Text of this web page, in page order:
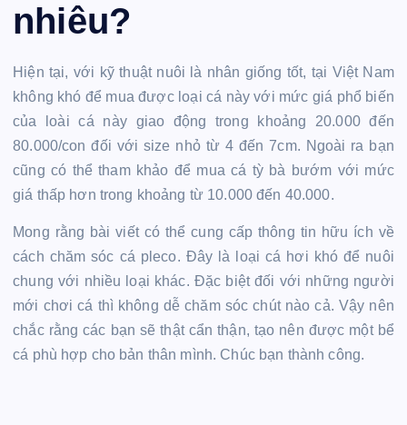
nhiêu?
Hiện tại, với kỹ thuật nuôi là nhân giống tốt, tại Việt Nam
không khó để mua được loại cá này với mức giá phổ biến
của loài cá này giao động trong khoảng 20.000 đến
80.000/con đối với size nhỏ từ 4 đến 7cm. Ngoài ra bạn
cũng có thể tham khảo để mua cá tỳ bà bướm với mức
giá thấp hơn trong khoảng từ 10.000 đến 40.000.
Mong rằng bài viết có thể cung cấp thông tin hữu ích về
cách chăm sóc cá pleco. Đây là loại cá hơi khó để nuôi
chung với nhiều loại khác. Đặc biệt đối với những người
mới chơi cá thì không dễ chăm sóc chút nào cả. Vậy nên
chắc rằng các bạn sẽ thật cẩn thận, tạo nên được một bể
cá phù hợp cho bản thân mình. Chúc bạn thành công.